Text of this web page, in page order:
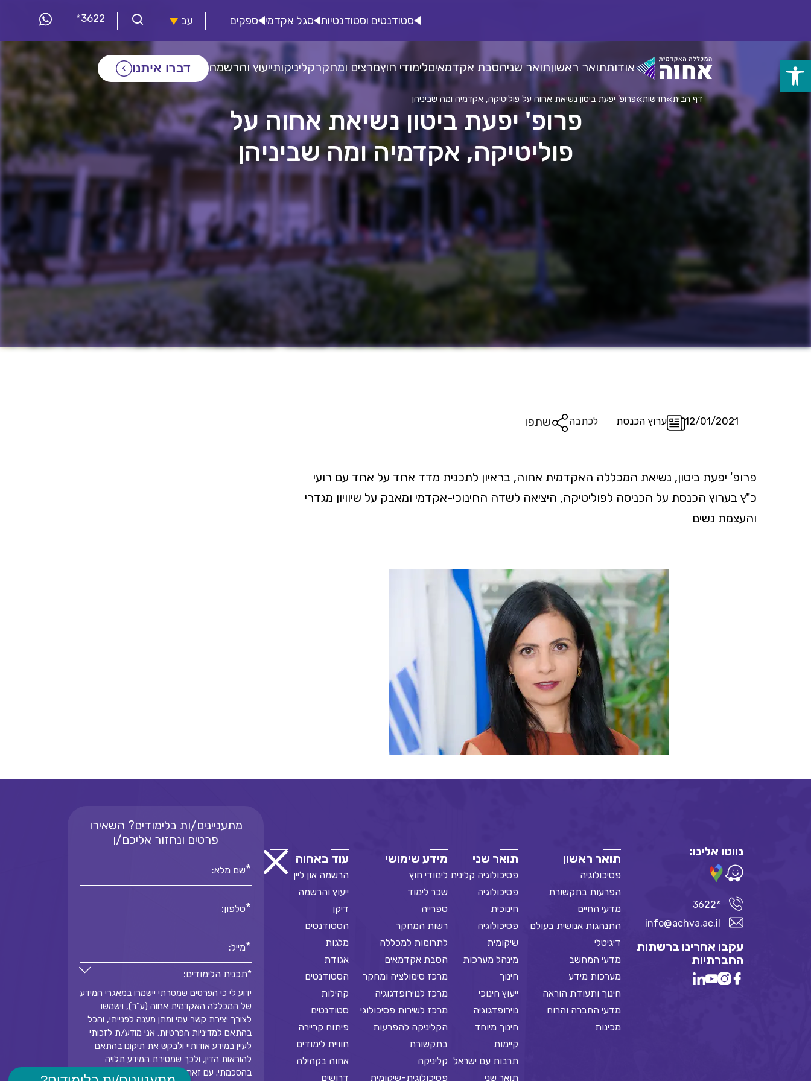
פתח
סרגל
נגישות
סטודנטים וסטודנטיות סגל אקדמי ספקים עב *3622
אודותתואר ראשוןתואר שניהסבת אקדמאיםלימודי חוץמרצים ומחקרקליניקותייעוץ והרשמה דברו איתנו
דף הבית»חדשות»פרופ' יפעת ביטון נשיאת אחוה על פוליטיקה, אקדמיה ומה שביניהן
פרופ' יפעת ביטון נשיאת אחוה על
פוליטיקה, אקדמיה ומה שביניהן
12/01/2021 ערוץ הכנסת לכתבה שתפו
פרופ' יפעת ביטון, נשיאת המכללה האקדמית אחוה, בראיון לתכנית מדד אחד על אחד עם רועי
כ"ץ בערוץ הכנסת על הכניסה לפוליטיקה, היציאה לשדה החינוכי-אקדמי ומאבק על שיוויון מגדרי
והעצמת נשים
נווטו אלינו:
*3622
info@achva.ac.il
עקבו אחרינו ברשתות
החברתיות
תואר ראשון
פסיכולוגיה
הפרעות בתקשורת
מדעי החיים
התנהגות אנושית בעולם
דיגיטלי
מדעי המחשב
מערכות מידע
חינוך ותעודת הוראה
מדעי החברה והרוח
מכינות
תואר שני
פסיכולוגיה קלינית
פסיכולוגיה
חינוכית
פסיכולוגיה
שיקומית
מינהל מערכות
חינוך
ייעוץ חינוכי
נוירופדגוגיה
חינוך מיוחד
קיימות
תרבות עם ישראל
תואר שני
מידע שימושי
לימודי חוץ
שכר לימוד
ספרייה
רשות המחקר
לתרומות למכללה
הסבת אקדמאים
מרכז סימולציה ומחקר
מרכז לנוירופדגוגיה
מרכז לשירות פסיכולוגי
הקליניקה להפרעות
בתקשורת
קליניקה
פסיכולוגית-שיקומית
עוד באחוה
הרשמה און ליין
ייעוץ והרשמה
דיקן
הסטודנטים
מלגות
אגודת
הסטודנטים
קהילות
סטודנטים
פיתוח קריירה
חוויית לימודים
אחוה בקהילה
דרושים
מתעניינים/ות בלימודים? השאירו
פרטים ונחזור אליכם/ן
שם מלא:*
טלפון:*
מייל:*
*תכנית הלימודים:
*
*תכנית הלימודים:
ידוע לי כי הפרטים שמסרתי יישמרו במאגרי המידע
של המכללה האקדמית אחוה (ע"ר), וישמשו
לצורך יצירת קשר עמי ומתן מענה לפנייתי, והכל
בהתאם למדיניות הפרטיות. אני מודע/ת לזכותי
לעיין במידע אודותיי ולבקש את תיקונו בהתאם
להוראות הדין, ולכך שמסירת המידע תלויה
בהסכמתי. עם זאת, אי-מסירת הפרטים תמנע את